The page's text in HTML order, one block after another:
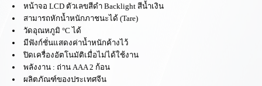
หน้าจอ LCD ตัวเลขสีดำ Backlight สีน้ำเงิน
สามารถหักน้ำหนักภาชนะได้ (Tare)
วัดอุณหภูมิ °C ได้
มีฟังก์ชั่นแสดงค่าน้ำหนักค้างไว้
ปิดเครื่องอัตโนมัติเมื่อไม่ได้ใช้งาน
พลังงาน : ถ่าน AAA 2 ก้อน
ผลิตภัณฑ์ของประเทศจีน